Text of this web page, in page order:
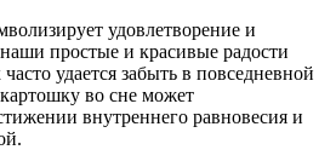
удовлетворение и
простые и красивые радости
удается забыть в повседневной
во сне может
внутреннего равновесия и